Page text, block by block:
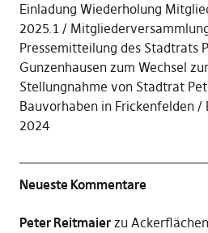
Einladung Wiederholung
2025.1
Pressemitteilung des Stadtrats
Gunzenhausen zum Wechsel
Stellungnahme von Stadtrat
Bauvorhaben in Frickenfelden
2024
Neueste Kommentare
Peter Reitmaierzu